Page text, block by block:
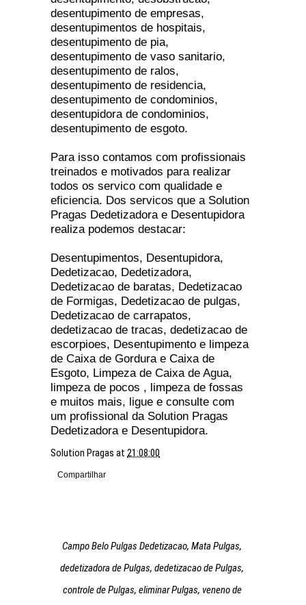
desentupimento de empresas,
desentupimentos de hospitais,
desentupimento de pia,
desentupimento de vaso sanitario,
desentupimento de ralos,
desentupimento de residencia,
desentupimento de condominios,
desentupidora de condominios,
desentupimento de esgoto.
Para isso contamos com profissionais
treinados e motivados para realizar
todos os servico com qualidade e
eficiencia. Dos servicos que a Solution
Pragas Dedetizadora e Desentupidora
realiza podemos destacar:
Desentupimentos, Desentupidora,
Dedetizacao, Dedetizadora,
Dedetizacao de baratas, Dedetizacao
de Formigas, Dedetizacao de pulgas,
Dedetizacao de carrapatos,
dedetizacao de tracas, dedetizacao de
escorpioes, Desentupimento e limpeza
de Caixa de Gordura e Caixa de
Esgoto, Limpeza de Caixa de Agua,
limpeza de pocos , limpeza de fossas
e muitos mais, ligue e consulte com
um profissional da Solution Pragas
Dedetizadora e Desentupidora.
Solution Pragas at 21:08:00
Compartilhar
Campo Belo Pulgas Dedetizacao, Mata Pulgas,
dedetizadora de Pulgas, dedetizacao de Pulgas,
controle de Pulgas, eliminar Pulgas, veneno de